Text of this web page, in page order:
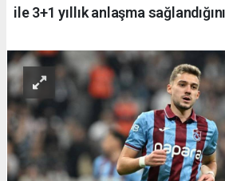
ile 3+1 yıllık anlaşma